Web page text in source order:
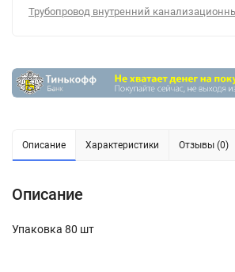
Трубопровод внутренний
Описание Характеристики Отзывы (0)
Описание
Упаковка 80 шт